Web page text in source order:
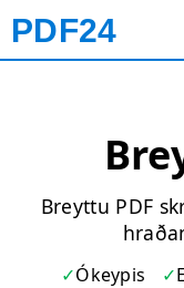
PDF24
Breyttu PDF
Ókeypis